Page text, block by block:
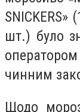
SNICKERS»
шт.) було
чинним
Щодо